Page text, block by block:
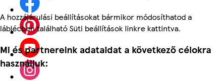
A hozzájárulási beállításokat bármikor módosíthatod a
láblécben található Süti beállítások linkre kattintva.
Mi és partnereink adataidat a következő célokra
használjuk: